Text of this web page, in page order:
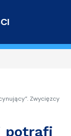
Zwycięzcy
potrafi